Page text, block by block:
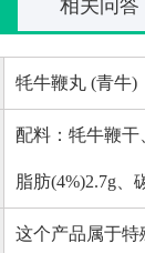
相关问答
牦牛鞭丸 (青牛)
配料：牦牛鞭干
脂肪(4%)2.7g、
这个产品属于特